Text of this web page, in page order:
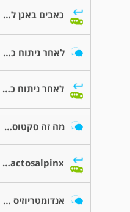
כאבים באגן לאחר שני ניתוחי הסרת הידבקויות (אנדומטריוזיס)
לאחר ניתוח כריתת רחם
לאחר ניתוח כריתת רחם
מה זה סקטוספיניקס
Sactosalpinx- סקטוסלפינקס
אנדומטריוזיס - היכן מטפלים בזה?